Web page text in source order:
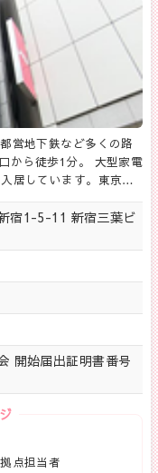
営地下鉄など多くの路
から徒歩1分。 大型家電
居しています。東京…
宿1-5-11 新宿三葉ビ
開始届出証明書番号
点担当者